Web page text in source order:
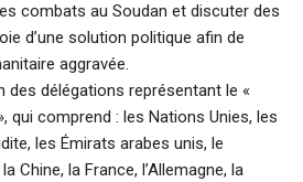
combats au Soudan et discuter des
d’une solution politique afin de
aggravée.
des délégations représentant le «
qui comprend : les Nations Unies, les
les Émirats arabes unis, le
Chine, la France, l’Allemagne, la